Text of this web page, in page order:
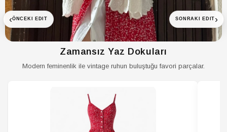
‹ÖNCEKI EDIT
Zamansız Yaz Dokuları
Modern feminenlik ile vintage ruhun buluştuğu favori parçalar.
SONRAKI EDIT ›